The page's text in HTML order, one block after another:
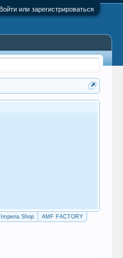
Войти или зарегистрироваться
Imperia Shop AMF FACTORY